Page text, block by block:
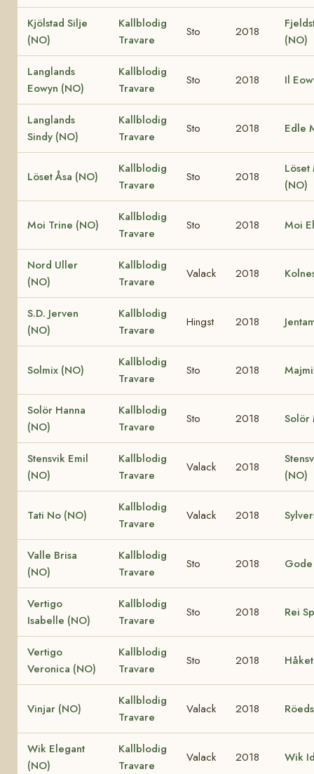
Kjölstad Silje
(NO)
Kallblodig
Travare
Sto 2018
(NO)
Langlands
Eowyn (NO)
Kallblodig
Travare
Sto 2018 Il
Langlands
Sindy (NO)
Kallblodig
Travare
Sto 2018 Edle
Löset Åsa (NO)
Kallblodig
Travare
Sto 2018
(NO)
Moi Trine (NO)
Kallblodig
Travare
Sto 2018 Moi
Nord Uller
(NO)
Kallblodig
Travare
Valack 2018
S.D. Jerven
(NO)
Kallblodig
Travare
Hingst 2018
Solmix (NO)
Kallblodig
Travare
Sto 2018
Solör Hanna
(NO)
Kallblodig
Travare
Sto 2018 Solör
Stensvik Emil
(NO)
Kallblodig
Travare
Valack 2018
(NO)
Tati No (NO)
Kallblodig
Travare
Valack 2018
Valle Brisa
(NO)
Kallblodig
Travare
Sto 2018
Vertigo
Isabelle (NO)
Kallblodig
Travare
Sto 2018 Rei
Vertigo
Veronica (NO)
Kallblodig
Travare
Sto 2018
Vinjar (NO)
Kallblodig
Travare
Valack 2018
Wik Elegant
(NO)
Kallblodig
Travare
Valack 2018 Wik